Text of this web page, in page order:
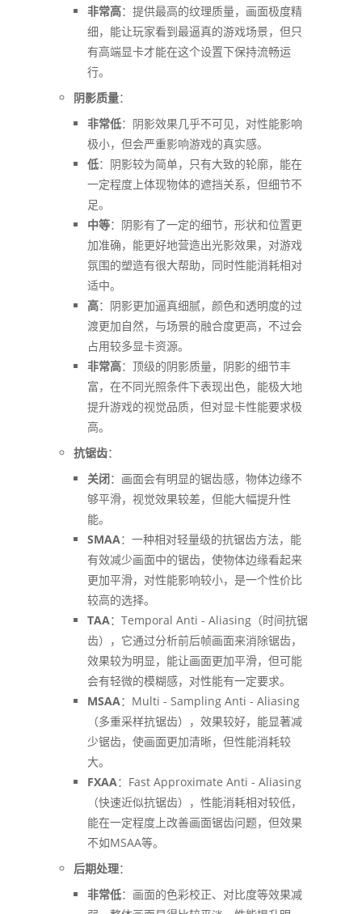
非常高：提供最高的纹理质量，画面极度精
细，能让玩家看到最逼真的游戏场景，但只
有高端显卡才能在这个设置下保持流畅运
行。
阴影质量：
非常低：阴影效果几乎不可见，对性能影响
极小，但会严重影响游戏的真实感。
低：阴影较为简单，只有大致的轮廓，能在
一定程度上体现物体的遮挡关系，但细节不
足。
中等：阴影有了一定的细节，形状和位置更
加准确，能更好地营造出光影效果，对游戏
氛围的塑造有很大帮助，同时性能消耗相对
适中。
高：阴影更加逼真细腻，颜色和透明度的过
渡更加自然，与场景的融合度更高，不过会
占用较多显卡资源。
非常高：顶级的阴影质量，阴影的细节丰
富，在不同光照条件下表现出色，能极大地
提升游戏的视觉品质，但对显卡性能要求极
高。
抗锯齿：
关闭：画面会有明显的锯齿感，物体边缘不
够平滑，视觉效果较差，但能大幅提升性
能。
SMAA：一种相对轻量级的抗锯齿方法，能
有效减少画面中的锯齿，使物体边缘看起来
更加平滑，对性能影响较小，是一个性价比
较高的选择。
TAA：Temporal Anti - Aliasing（时间抗锯
齿），它通过分析前后帧画面来消除锯齿，
效果较为明显，能让画面更加平滑，但可能
会有轻微的模糊感，对性能有一定要求。
MSAA：Multi - Sampling Anti - Aliasing
（多重采样抗锯齿），效果较好，能显著减
少锯齿，使画面更加清晰，但性能消耗较
大。
FXAA：Fast Approximate Anti - Aliasing
（快速近似抗锯齿），性能消耗相对较低，
能在一定程度上改善画面锯齿问题，但效果
不如MSAA等。
后期处理：
非常低：画面的色彩校正、对比度等效果减